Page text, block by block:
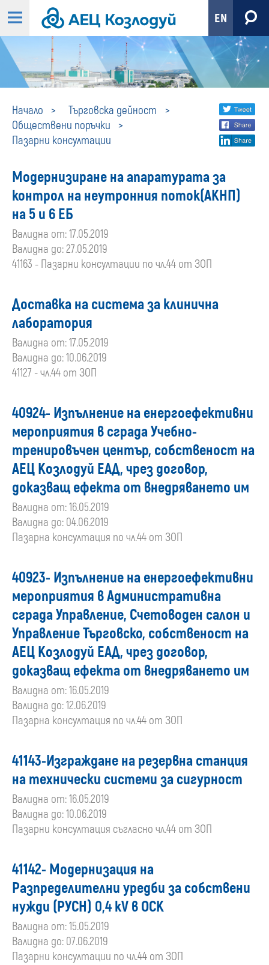
EN
Начало
Търговска дейност
Обществени поръчки
Пазарни консултации
Пазарни
консултации
Share
social
Модернизиране на апаратурата за
контрол на неутронния поток(АКНП)
на 5 и 6 ЕБ
Валидна от: 17.05.2019
Валидна до: 27.05.2019
41163 - Пазарни консултации по чл.44 от ЗОП
Доставка на система за клинична
лаборатория
Валидна от: 17.05.2019
Валидна до: 10.06.2019
41127 - чл.44 от ЗОП
40924- Изпълнение на енергоефективни
мероприятия в сграда Учебно-
тренировъчен център, собственост на
АЕЦ Козлодуй ЕАД, чрез договор,
доказващ ефекта от внедряването им
Валидна от: 16.05.2019
Валидна до: 04.06.2019
Пазарна консултация по чл.44 от ЗОП
40923- Изпълнение на енергоефективни
мероприятия в Административна
сграда Управление, Счетоводен салон и
Управление Търговско, собственост на
АЕЦ Козлодуй ЕАД, чрез договор,
доказващ ефекта от внедряването им
Валидна от: 16.05.2019
Валидна до: 12.06.2019
Пазарна консултация по чл.44 от ЗОП
41143-Изграждане на резервна станция
на технически системи за сигурност
Валидна от: 16.05.2019
Валидна до: 10.06.2019
Пазарни консултация съгласно чл.44 от ЗОП
41142- Модернизация на
Разпределителни уредби за собствени
нужди (РУСН) 0,4 кV в ОСК
Валидна от: 15.05.2019
Валидна до: 07.06.2019
Пазарни консултации по чл.44 от ЗОП